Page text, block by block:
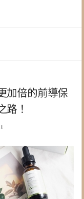
加倍的前導保
路！
1